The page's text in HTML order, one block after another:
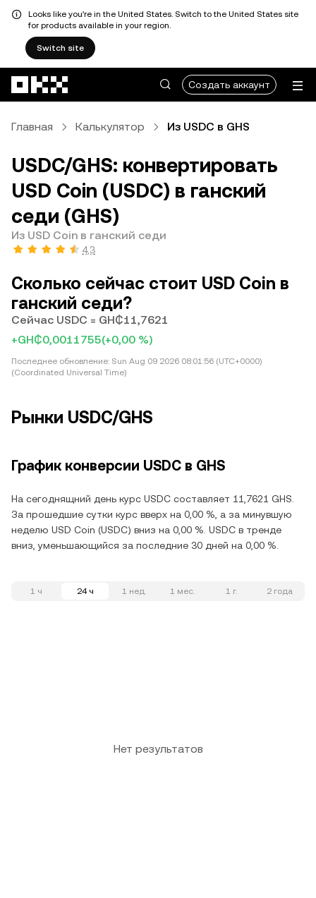
Looks like you're in the United States. Switch to the United States site
for products available in your region.
Switch site
Создать аккаунт
Главная Калькулятор Из USDC в GHS
USDC/GHS: конвертировать
USD Coin (USDC) в ганский
седи (GHS)
Из USD Coin в ганский седи
4,3
Сколько сейчас стоит USD Coin в
ганский седи?
Сейчас USDC = GH₵11,7621
+GH₵0,0011755(+0,00 %)
Последнее обновление: Sun Aug 09 2026 08:01:56 (UTC+0000)
(Coordinated Universal Time)
Рынки USDC/GHS
График конверсии USDC в GHS
На сегоднящний день курс USDC составляет 11,7621 GHS.
За прошедшие сутки курс вверх на 0,00 %, а за минувшую
неделю USD Coin (USDC) вниз на 0,00 %. USDC в тренде
вниз, уменьшающийся за последние 30 дней на 0,00 %.
1 ч 24 ч 1 нед. 1 мес. 1 г. 2 года
Нет результатов